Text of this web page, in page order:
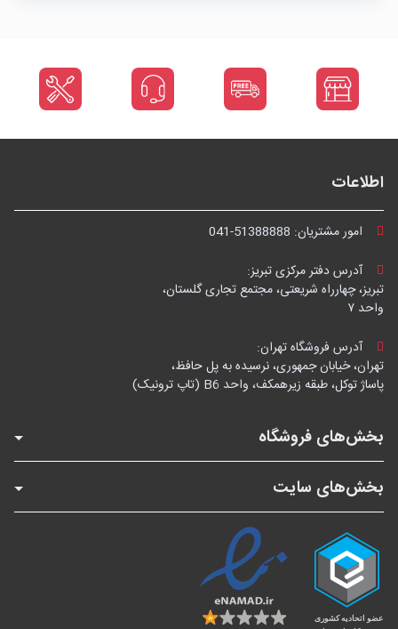
اطلاعات
امور مشتریان: 041-51388888
آدرس دفتر مرکزی تبریز:
تبریز، چهارراه شریعتی، مجتمع تجاری گلستان،
واحد ۷
آدرس فروشگاه تهران:
تهران، خیابان جمهوری، نرسیده به پل حافظ،
پاساژ توکل، طبقه زیرهمکف، واحد B6 (تاپ ترونیک)
بخش‌های فروشگاه
بخش‌های سایت